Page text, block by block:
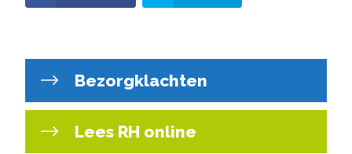
Bezorgklachten
Lees RH online